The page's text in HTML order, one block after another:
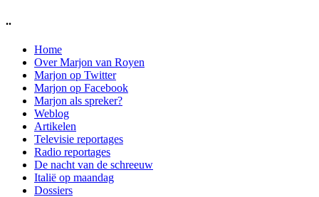
..
Home
Over Marjon van Royen
Marjon op Twitter
Marjon op Facebook
Marjon als spreker?
Weblog
Artikelen
Televisie reportages
Radio reportages
De nacht van de schreeuw
Italië op maandag
Dossiers